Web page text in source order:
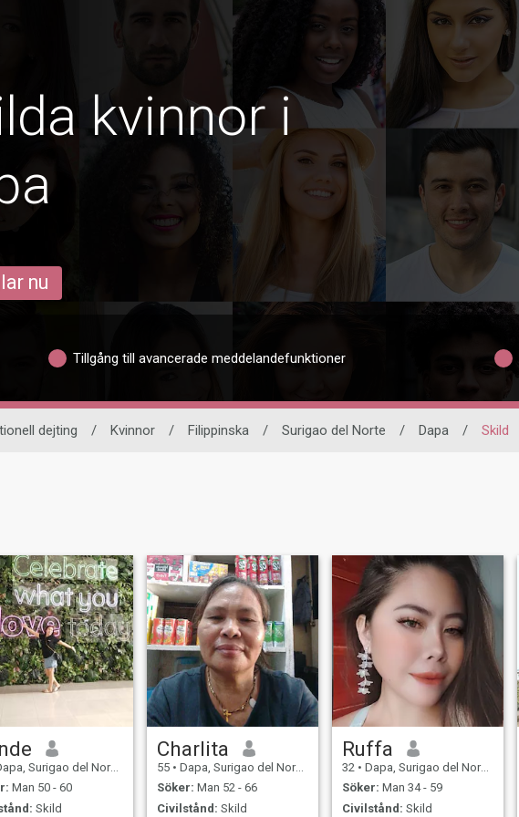
kvinnor i
nu
Tillgång till avancerade meddelandefunktioner
dejting / Kvinnor / Filippinska / Surigao del Norte / Dapa / Skild
Surigao del Norte, Filippinerna
Man 50 - 60
Skild
Charlita
55 • Dapa, Surigao del Norte, Filippinerna
Söker: Man 52 - 66
Civilstånd: Skild
Ruffa
32 • Dapa, Surigao del Norte, Filippinerna
Söker: Man 34 - 59
Civilstånd: Skild